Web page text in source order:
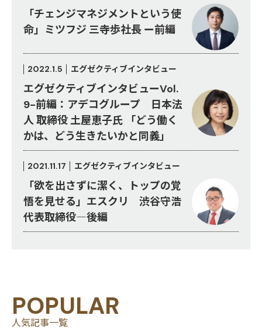
「チェンジマネジメントという使
命」ミツフジ 三寺歩社長 ー前編
エグゼクティブインタビューVol.
9-前編：アデコグループ 日本法
人 取締役 土屋恵子氏 「どう働く
かは、どう生きたいかと同義」
エグゼクティブインタビュー
2022.1.5
「欲を出さずに潔く、トップの覚
悟を見せる」エスクリ 渋谷守浩
代表取締役―後編
エグゼクティブインタビュー
2021.11.17
POPULAR
人気記事一覧